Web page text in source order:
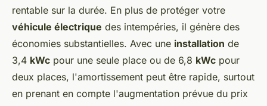
rentable sur la durée. En plus de protéger votre
véhicule électrique des intempéries, il génère des
économies substantielles. Avec une installation de
3,4 kWc pour une seule place ou de 6,8 kWc pour
deux places, l'amortissement peut être rapide, surtout
en prenant en compte l'augmentation prévue du prix